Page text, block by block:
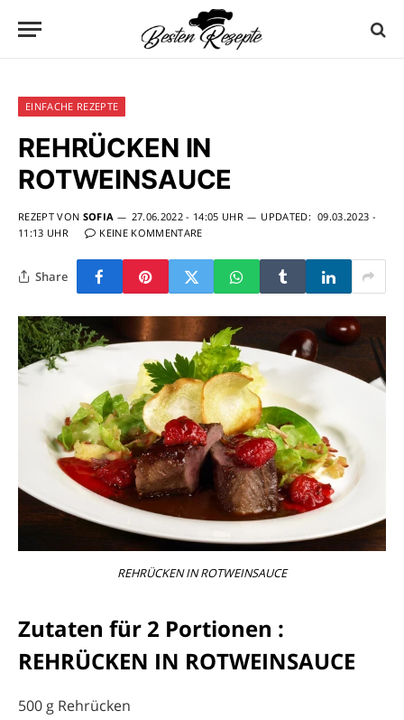
EINFACHE REZEPTE
REHRÜCKEN IN
ROTWEINSAUCE
REZEPT VON SOFIA 27.06.2022 - 14:05 UHR UPDATED: 09.03.2023 -
11:13 UHR
KEINE KOMMENTARE
Share
REHRÜCKEN IN ROTWEINSAUCE
Zutaten für 2 Portionen :
REHRÜCKEN IN ROTWEINSAUCE
500 g Rehrücken